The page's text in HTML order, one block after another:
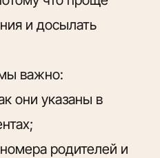
и досылать
важно:
они указаны в
родителей и